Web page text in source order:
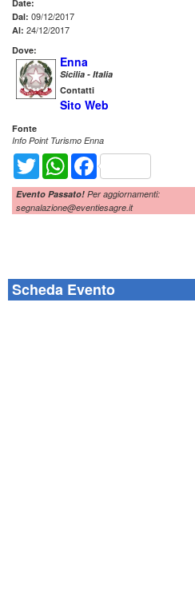
Date:
Dal: 09/12/2017
Al: 24/12/2017
Dove:
Enna
Sicilia - Italia
Contatti
Sito Web
Fonte
Info Point Turismo Enna
Twitter WhatsAppFacebook
Evento Passato! Per aggiornamenti:
segnalazione@eventiesagre.it
Scheda Evento